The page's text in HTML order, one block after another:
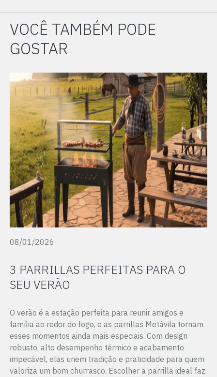
VOCÊ TAMBÉM PODE
GOSTAR
08/01/2026
3 PARRILLAS PERFEITAS PARA O
SEU VERÃO
O verão é a estação perfeita para reunir amigos e
família ao redor do fogo, e as parrillas Metávila tornam
esses momentos ainda mais especiais. Com design
robusto, alto desempenho térmico e acabamento
impecável, elas unem tradição e praticidade para quem
valoriza um bom churrasco. Escolher a parrilla ideal faz